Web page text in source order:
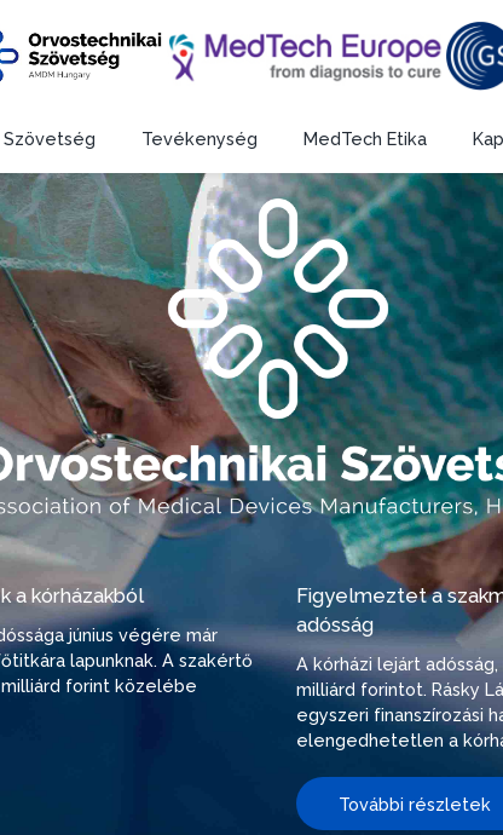
Szövetség Tevékenység MedTech Etika
a kórházakból
június végére már
lapunknak. A szakértő
forint közelébe
Figyelmeztet a
adósság
A kórházi lejárt
milliárd forintot. Rásky
egyszeri finanszírozási
elengedhetetlen a
További részletek